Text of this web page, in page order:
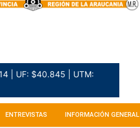
| UF: $40.845 | UTM:
ENTREVISTAS INFORMACIÓN GENERAL